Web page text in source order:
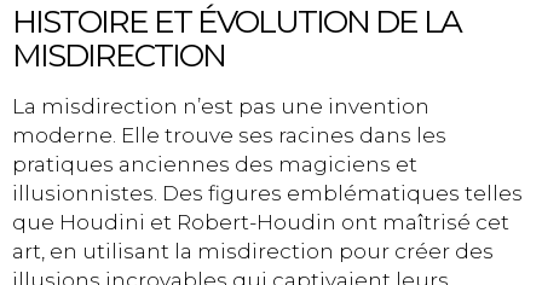
HISTOIRE ET ÉVOLUTION DE LA
MISDIRECTION
La misdirection n’est pas une invention
moderne. Elle trouve ses racines dans les
pratiques anciennes des magiciens et
illusionnistes. Des figures emblématiques telles
que Houdini et Robert-Houdin ont maîtrisé cet
art, en utilisant la misdirection pour créer des
illusions incroyables qui captivaient leurs